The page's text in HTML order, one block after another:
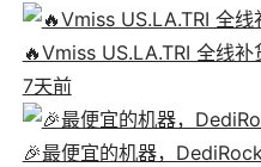
🔥Vmiss US.LA.TRI 全线
7天前
🎉最便宜的机器，